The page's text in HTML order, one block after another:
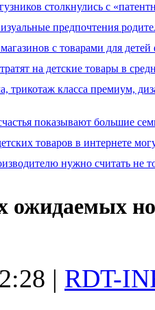
столкнулись с
предпочтения
с товарами для
на детские товары в
трикотаж класса премиум,
показывают большие
товаров в интернете
нужно считать не
ожидаемых
| RDT-